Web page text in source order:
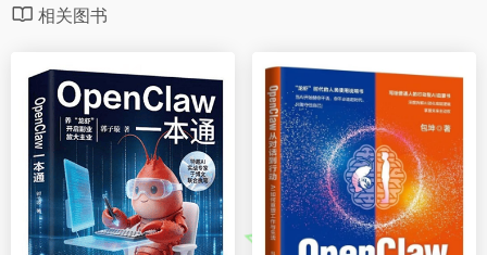
相关图书